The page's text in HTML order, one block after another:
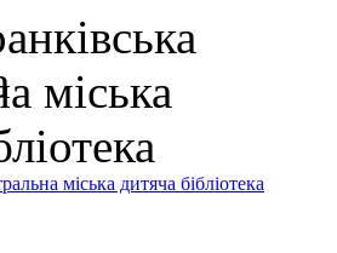
міська дитяча бібліотека